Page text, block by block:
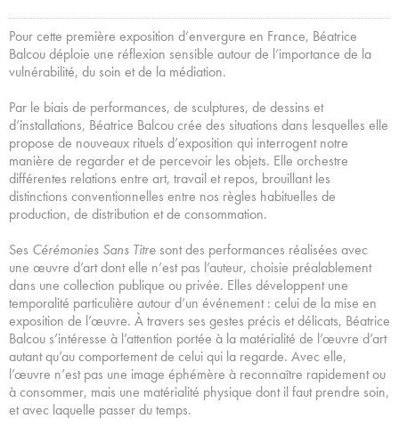
Pour cette première exposition d’envergure en France, Béatrice
Balcou déploie une réflexion sensible autour de l’importance de la
vulnérabilité, du soin et de la médiation.
Par le biais de performances, de sculptures, de dessins et
d’installations, Béatrice Balcou crée des situations dans lesquelles elle
propose de nouveaux rituels d’exposition qui interrogent notre
manière de regarder et de percevoir les objets. Elle orchestre
différentes relations entre art, travail et repos, brouillant les
distinctions conventionnelles entre nos règles habituelles de
production, de distribution et de consommation.
Ses Cérémonies Sans Titresont des performances réalisées avec
une œuvre d’art dont elle n’est pas l’auteur, choisie préalablement
dans une collection publique ou privée. Elles développent une
temporalité particulière autour d’un événement : celui de la mise en
exposition de l’œuvre. À travers ses gestes précis et délicats, Béatrice
Balcou s’intéresse à l’attention portée à la matérialité de l’œuvre d’art
autant qu’au comportement de celui qui la regarde. Avec elle,
l’œuvre n’est pas une image éphémère à reconnaître rapidement ou
à consommer, mais une matérialité physique dont il faut prendre soin,
et avec laquelle passer du temps.